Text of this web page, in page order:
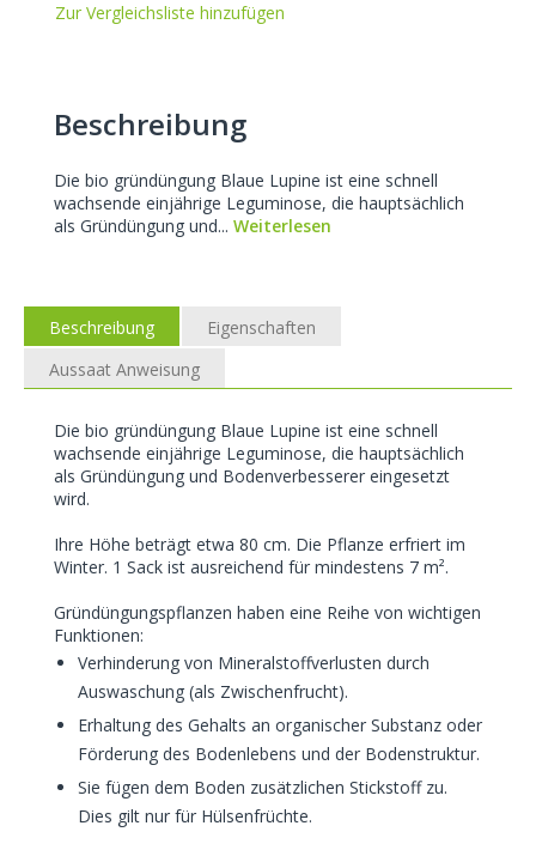
Zur Vergleichsliste hinzufügen
Beschreibung
Die bio gründüngung Blaue Lupine ist eine schnell
wachsende einjährige Leguminose, die hauptsächlich
als Gründüngung und... Weiterlesen
Beschreibung
Eigenschaften
Aussaat Anweisung
Die bio gründüngung Blaue Lupine ist eine schnell
wachsende einjährige Leguminose, die hauptsächlich
als Gründüngung und Bodenverbesserer eingesetzt
wird.
Ihre Höhe beträgt etwa 80 cm. Die Pflanze erfriert im
Winter. 1 Sack ist ausreichend für mindestens 7 m².
Gründüngungspflanzen haben eine Reihe von wichtigen
Funktionen:
Verhinderung von Mineralstoffverlusten durch
Auswaschung (als Zwischenfrucht).
Erhaltung des Gehalts an organischer Substanz oder
Förderung des Bodenlebens und der Bodenstruktur.
Sie fügen dem Boden zusätzlichen Stickstoff zu.
Dies gilt nur für Hülsenfrüchte.